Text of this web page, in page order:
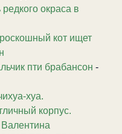
окраса в
кот ищет
пти брабансон -
хуа.
корпус.
Валентина